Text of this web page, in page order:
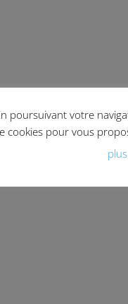
poursuivant votre
cookies pour vous
plus